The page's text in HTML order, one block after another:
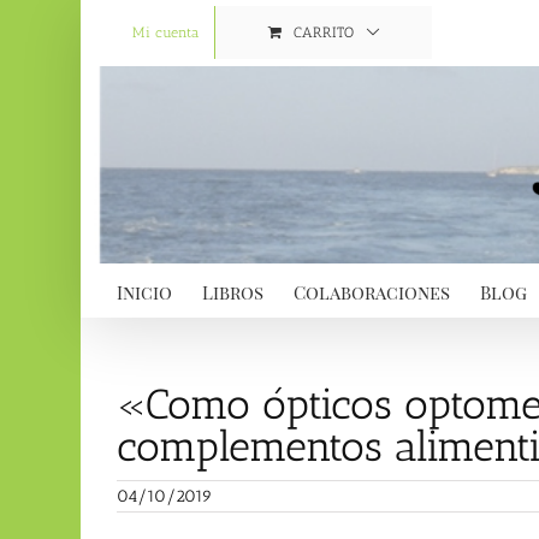
Mi cuenta CARRITO
Inicio Libros Colaboraciones Blog
«Como ópticos
complementos
04/10/2019